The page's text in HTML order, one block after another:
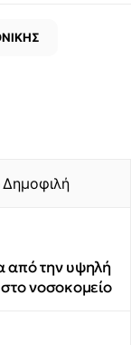
Δημοφιλή
από την υψηλή
νοσοκομείο